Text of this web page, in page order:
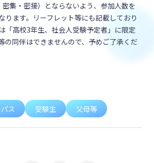
集・密接）とならないよう、参加人数を
ります。リーフレット等にも記載しており
「高校3年生、社会人受験予定者」に限定
の同伴はできませんので、予めご了承くだ
ス 受験生 父母等